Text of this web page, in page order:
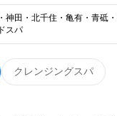
クレンジングスパ
神田・北千住・亀有・青砥
スパ